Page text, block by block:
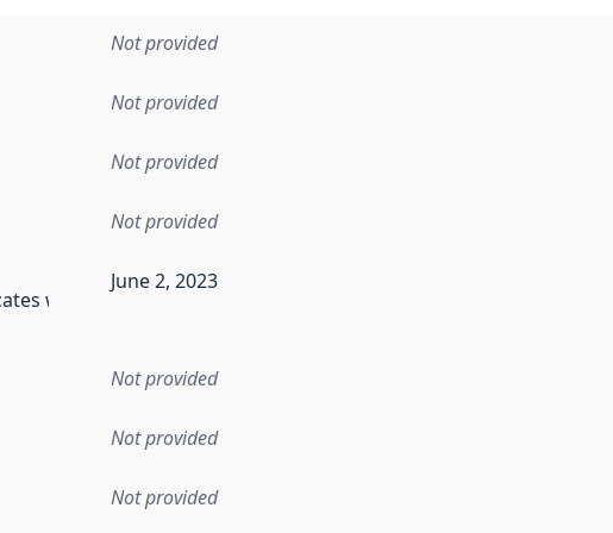
Not provided
Not provided
Not provided
Not provided
when the data in this dataset was first released. It may have
June 2, 2023
Not provided
Not provided
Not provided